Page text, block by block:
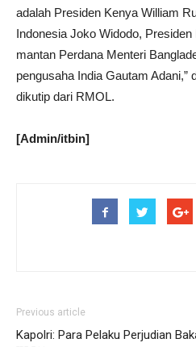
adalah Presiden Kenya William
Indonesia Joko Widodo,
mantan Perdana Menteri
pengusaha India Gautam Adani,”
dikutip dari RMOL.
[Admin/itbin]
Previous article
Kapolri: Para Pelaku Perjudian